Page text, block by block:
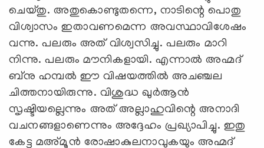
ചെയ്തു. അതുകൊണ്ടുതന്നെ, നാടിന്റെ പൊതു
വിശ്വാസം ഇതാവണമെന്ന അവസ്ഥാവിശേഷം
വന്നു. പലരും അത് വിശ്വസിച്ചു. പലരും മാറി
നിന്നു. പലരും മൗനികളായി. എന്നാല്‍ അഹ്മദ്
ബ്‌നു ഹമ്പല്‍ ഈ വിഷയത്തില്‍ അചഞ്ചല
ചിത്തനായിരുന്നു. വിശുദ്ധ ഖുര്‍ആന്‍
സൃഷ്ടിയല്ലെന്നും അത് അല്ലാഹുവിന്റെ അനാദി
വചനങ്ങളാണെന്നും അദ്ദേഹം പ്രഖ്യാപിച്ചു. ഇതു
കേട്ട മഅ്മൂന്‍ രോഷാകുലനാവുകയും അഹ്മദ്